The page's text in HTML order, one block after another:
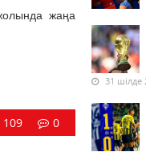
жаңа
109 0
31 шілде